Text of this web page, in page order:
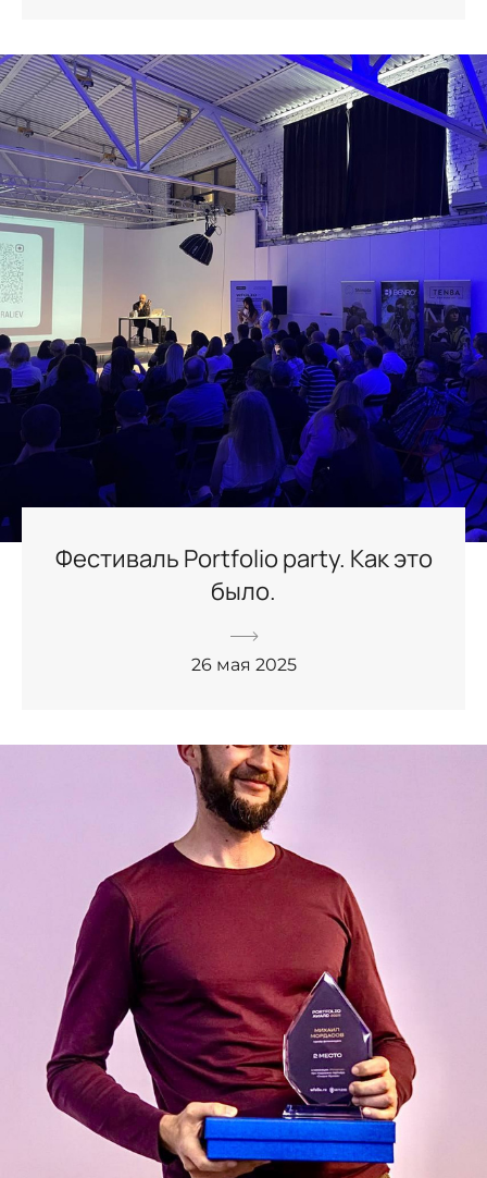
Фестиваль Portfolio party. Как это
было.
26 мая 2025